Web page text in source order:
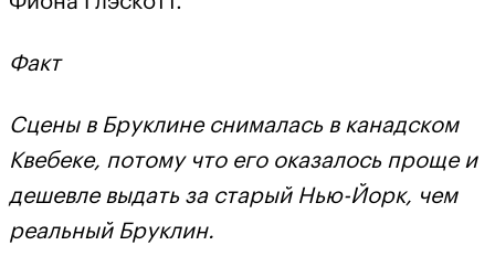
Факт
Сцены в Бруклине снималась в канадском
Квебеке, потому что его оказалось проще и
дешевле выдать за старый Нью-Йорк, чем
реальный Бруклин.